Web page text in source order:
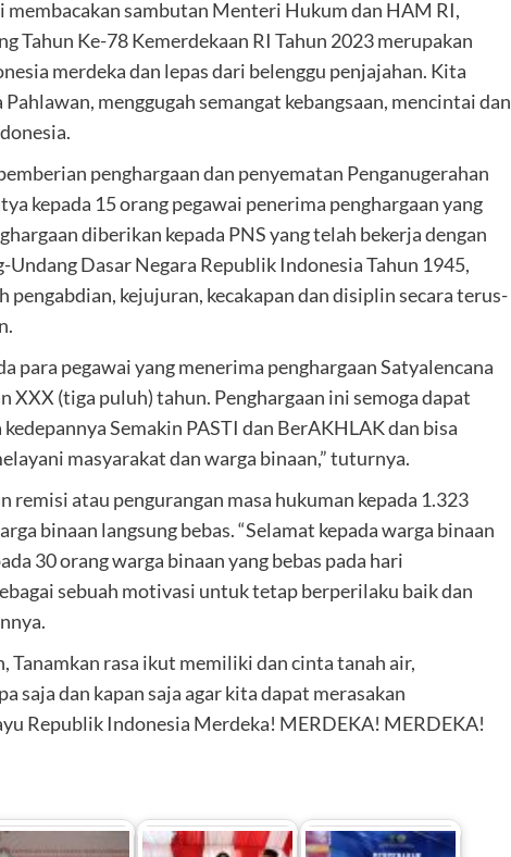
membacakan sambutan Menteri Hukum dan HAM RI,
Tahun Ke-78 Kemerdekaan RI Tahun 2023 merupakan
merdeka dan lepas dari belenggu penjajahan. Kita
menggugah semangat kebangsaan, mencintai dan
penghargaan dan penyematan Penganugerahan
kepada 15 orang pegawai penerima penghargaan yang
diberikan kepada PNS yang telah bekerja dengan
Undang Dasar Negara Republik Indonesia Tahun 1945,
pengabdian, kejujuran, kecakapan dan disiplin secara terus-
para pegawai yang menerima penghargaan Satyalencana
XXX (tiga puluh) tahun. Penghargaan ini semoga dapat
Semakin PASTI dan BerAKHLAK dan bisa
masyarakat dan warga binaan,” tuturnya.
remisi atau pengurangan masa hukuman kepada 1.323
binaan langsung bebas. “Selamat kepada warga binaan
30 orang warga binaan yang bebas pada hari
sebuah motivasi untuk tetap berperilaku baik dan
rasa ikut memiliki dan cinta tanah air,
saja dan kapan saja agar kita dapat merasakan
Republik Indonesia Merdeka! MERDEKA! MERDEKA!